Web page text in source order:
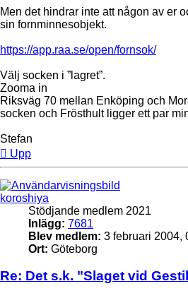
Men det hindrar inte att någon av er
sin fornminnesobjekt.
https://app.raa.se/open/fornsok/
Välj socken i ”lagret”.
Zooma in
Riksväg 70 mellan Enköping och
socken och Frösthult ligger ett par
Stefan
Upp
koroshiya
Stödjande medlem 2021
Inlägg: 7681
Blev medlem: 3 februari 2004,
Ort: Göteborg
Re: Det s.k. "Slaget vid